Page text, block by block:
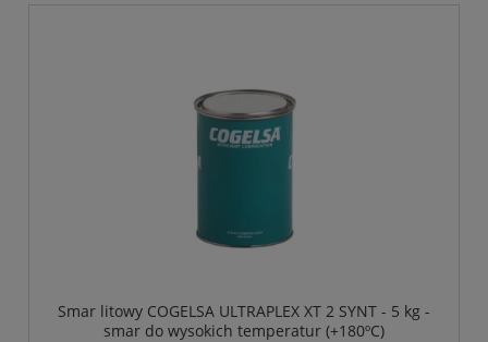
Smar litowy COGELSA ULTRAPLEX XT 2 SYNT - 5 kg -
smar do wysokich temperatur (+180ºC)